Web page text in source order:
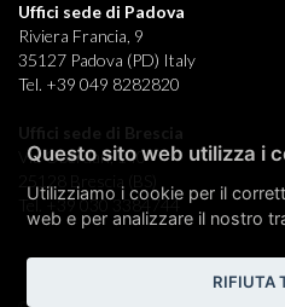
Uffici sede di Padova
Riviera Francia, 9
35127 Padova (PD) Italy
Tel. +39 049 8282820
Uffici sede di Brescia
Via Oberdan, 140
25128 Brescia (BS)
Tel. +39 030 3384744
Questo sito web utilizza i
Utilizziamo i cookie per il
web e per analizzare il nostro
RIFIUTA